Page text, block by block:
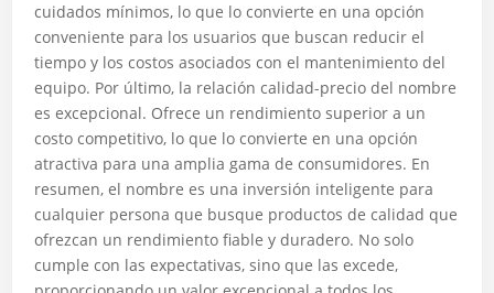
cuidados mínimos, lo que lo convierte en una opción
conveniente para los usuarios que buscan reducir el
tiempo y los costos asociados con el mantenimiento del
equipo. Por último, la relación calidad-precio del nombre
es excepcional. Ofrece un rendimiento superior a un
costo competitivo, lo que lo convierte en una opción
atractiva para una amplia gama de consumidores. En
resumen, el nombre es una inversión inteligente para
cualquier persona que busque productos de calidad que
ofrezcan un rendimiento fiable y duradero. No solo
cumple con las expectativas, sino que las excede,